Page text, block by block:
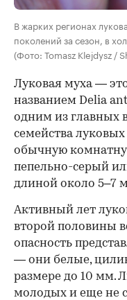
В жарких регионах
поколений за сезон, в
(Фото: Tomasz Klejdysz /
00:00
Луковая муха —
названием Delia
одним из главных
семейства луковых
обычную
пепельно-серый
длиной около 5–7
Активный лет
второй половины
опасность
— они белые,
размере до 10 мм.
молодых и еще не